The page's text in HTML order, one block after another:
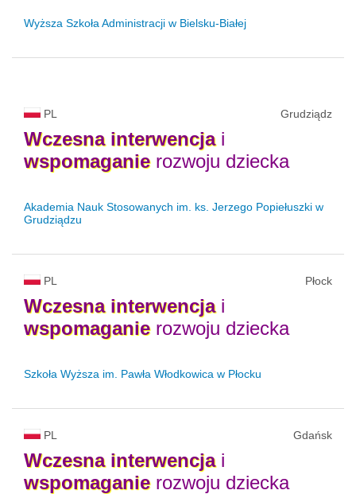
Wyższa Szkoła Administracji w Bielsku-Białej
PL Grudziądz
Wczesna interwencjai
wspomaganierozwoju dziecka
Akademia Nauk Stosowanych im. ks. Jerzego Popiełuszki w
Grudziądzu
PL Płock
Wczesna interwencjai
wspomaganierozwoju dziecka
Szkoła Wyższa im. Pawła Włodkowica w Płocku
PL Gdańsk
Wczesna interwencjai
wspomaganierozwoju dziecka